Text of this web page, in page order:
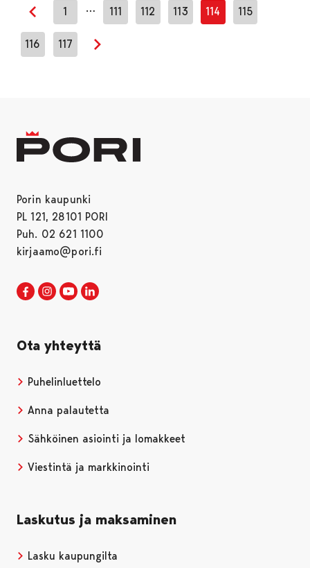
Edellinen sivu
1 … 111 112 113 114 115
116 117
Porin kaupunki
PL 121, 28101 PORI
Puh. 02 621 1100
kirjaamo@pori.fi
Porin kaupunki Facebookissa
Avautuu uudessa välilehdessä
Porin kaupunki Instagramissa
Avautuu uudessa välilehdessä
Porin kaupunki Youtubessa
Avautuu uudessa välilehdessä
Ota yhteyttä
Puhelinluettelo
Anna palautetta
Sähköinen asiointi ja lomakkeet
Viestintä ja markkinointi
Laskutus ja maksaminen
Lasku kaupungilta